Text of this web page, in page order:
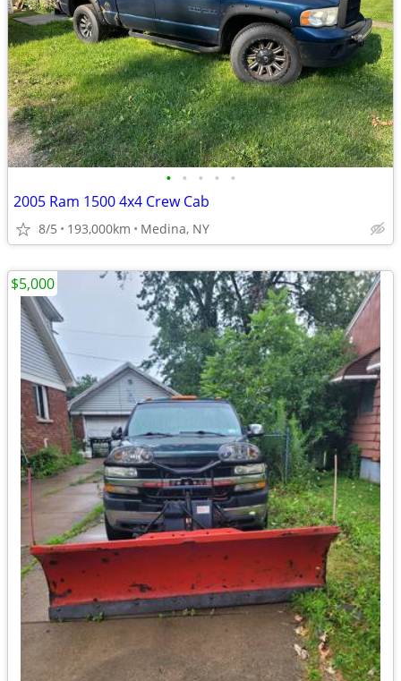
• • • • •
2005 Ram 1500 4x4 Crew Cab
8/5 193,000km Medina, NY
$5,000